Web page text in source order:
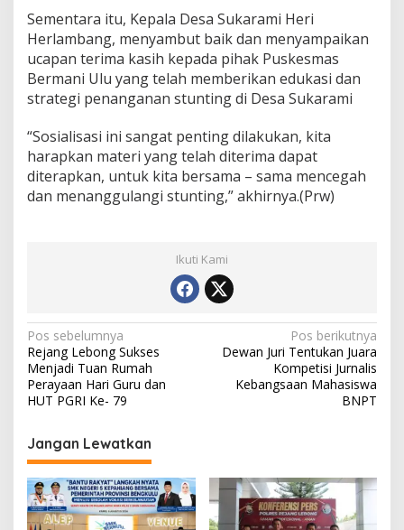
Sementara itu, Kepala Desa Sukarami Heri
Herlambang, menyambut baik dan menyampaikan
ucapan terima kasih kepada pihak Puskesmas
Bermani Ulu yang telah memberikan edukasi dan
strategi penanganan stunting di Desa Sukarami
“Sosialisasi ini sangat penting dilakukan, kita
harapkan materi yang telah diterima dapat
diterapkan, untuk kita bersama – sama mencegah
dan menanggulangi stunting,” akhirnya.(Prw)
Ikuti Kami
Navigasi
pos
Pos sebelumnya
Rejang Lebong Sukses
Menjadi Tuan Rumah
Perayaan Hari Guru dan
HUT PGRI Ke- 79
Pos berikutnya
Dewan Juri Tentukan Juara
Kompetisi Jurnalis
Kebangsaan Mahasiswa
BNPT
Jangan Lewatkan